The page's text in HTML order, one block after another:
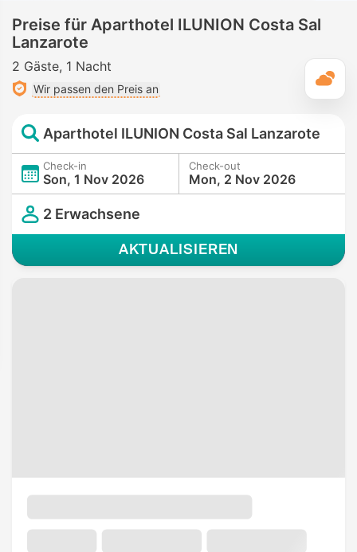
Preise für Aparthotel ILUNION Costa Sal
Lanzarote
2 Gäste 1 Nacht
Wir passen den Preis an
Aparthotel ILUNION Costa Sal Lanzarote
Check-in
Son, 1 Nov 2026
Check-out
Mon, 2 Nov 2026
2 Erwachsene
AKTUALISIEREN